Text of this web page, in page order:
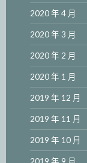
2020 年 4 月
2020 年 3 月
2020 年 2 月
2020 年 1 月
2019 年 12 月
2019 年 11 月
2019 年 10 月